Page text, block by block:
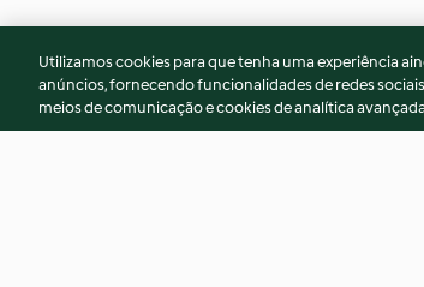
Utilizamos cookies para que tenha uma experiência
anúncios, fornecendo funcionalidades de redes
meios de comunicação e cookies de analítica